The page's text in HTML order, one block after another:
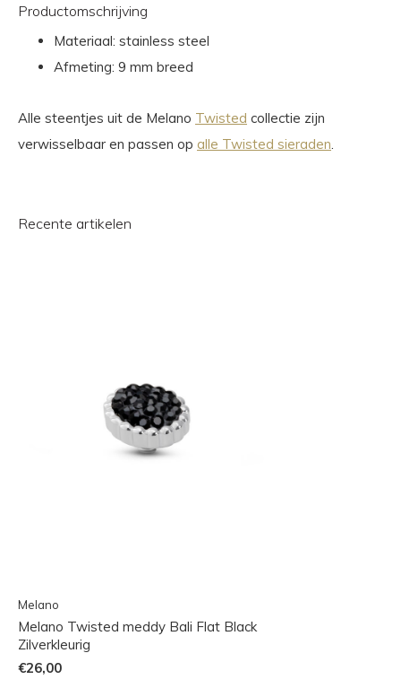
Productomschrijving
Materiaal: stainless steel
Afmeting: 9 mm breed
Alle steentjes uit de Melano Twisted collectie zijn
verwisselbaar en passen op alle Twisted sieraden
Recente artikelen
Melano
Melano Twisted meddy Bali Flat Black
Zilverkleurig
€26,00